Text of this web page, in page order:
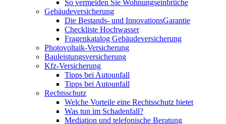
So vermeiden Sie Wohnungseinbrüche
Gebäudeversicherung
Die Bestands- und InnovationsGarantie
Checkliste Hochwasser
Fragenkatalog Gebäudeversicherung
Photovoltaik-Versicherung
Bauleistungsversicherung
Kfz-Versicherung
Tipps bei Autounfall
Tipps bei Autounfall
Rechtsschutz
Welche Vorteile eine Rechtsschutz bietet
Was tun im Schadenfall?
Mediation und telefonische Beratung